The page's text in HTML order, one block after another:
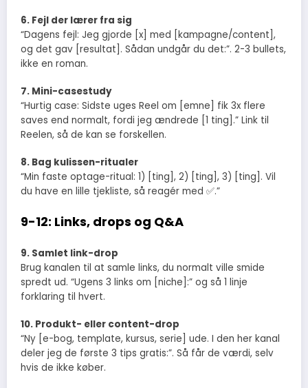
6. Fejl der lærer fra sig
“Dagens fejl: Jeg gjorde [x] med [kampagne/content],
og det gav [resultat]. Sådan undgår du det:”. 2-3 bullets,
ikke en roman.
7. Mini-casestudy
“Hurtig case: Sidste uges Reel om [emne] fik 3x flere
saves end normalt, fordi jeg ændrede [1 ting].” Link til
Reelen, så de kan se forskellen.
8. Bag kulissen-ritualer
“Min faste optage-ritual: 1) [ting], 2) [ting], 3) [ting]. Vil
du have en lille tjekliste, så reagér med ✅.”
9-12: Links, drops og Q&A
9. Samlet link-drop
Brug kanalen til at samle links, du normalt ville smide
spredt ud. “Ugens 3 links om [niche]:” og så 1 linje
forklaring til hvert.
10. Produkt- eller content-drop
“Ny [e-bog, template, kursus, serie] ude. I den her kanal
deler jeg de første 3 tips gratis:”. Så får de værdi, selv
hvis de ikke køber.